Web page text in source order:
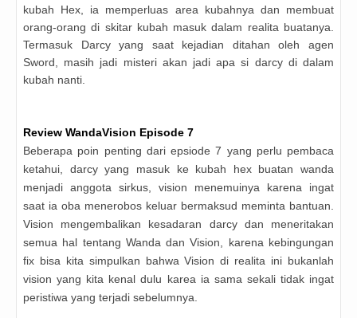
kubah Hex, ia memperluas area kubahnya dan membuat
orang-orang di skitar kubah masuk dalam realita buatanya.
Termasuk Darcy yang saat kejadian ditahan oleh agen
Sword, masih jadi misteri akan jadi apa si darcy di dalam
kubah nanti.
Review WandaVision Episode 7
Beberapa poin penting dari epsiode 7 yang perlu pembaca
ketahui, darcy yang masuk ke kubah hex buatan wanda
menjadi anggota sirkus, vision menemuinya karena ingat
saat ia oba menerobos keluar bermaksud meminta bantuan.
Vision mengembalikan kesadaran darcy dan meneritakan
semua hal tentang Wanda dan Vision, karena kebingungan
fix bisa kita simpulkan bahwa Vision di realita ini bukanlah
vision yang kita kenal dulu karea ia sama sekali tidak ingat
peristiwa yang terjadi sebelumnya.